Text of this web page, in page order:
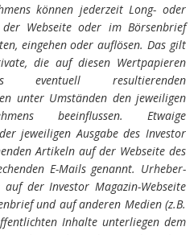
können jederzeit Long- oder
Webseite oder im Börsenbrief
eingehen oder auflösen. Das gilt
die auf diesen Wertpapieren
resultierenden
unter Umständen den jeweiligen
beeinflussen. Etwaige
jeweiligen Ausgabe des Investor
Artikeln auf der Webseite des
E-Mails genannt. Urheber-
der Investor Magazin-Webseite
und auf anderen Medien (z.B.
Inhalte unterliegen dem